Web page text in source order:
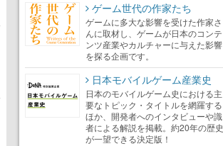
ゲーム世代の作家たち
ゲームに多大な影響を受けた作家さ
んに取材し、ゲームが日本のコンテ
ンツ産業やカルチャーに与えた影響
を探る企画です。
日本モバイルゲーム産業史
日本のモバイルゲーム史における主
要なトピック・タイトルを網羅する
ほか、開発者へのインタビューや識
者による解説を掲載。約20年の歴史
が一望できる決定版！